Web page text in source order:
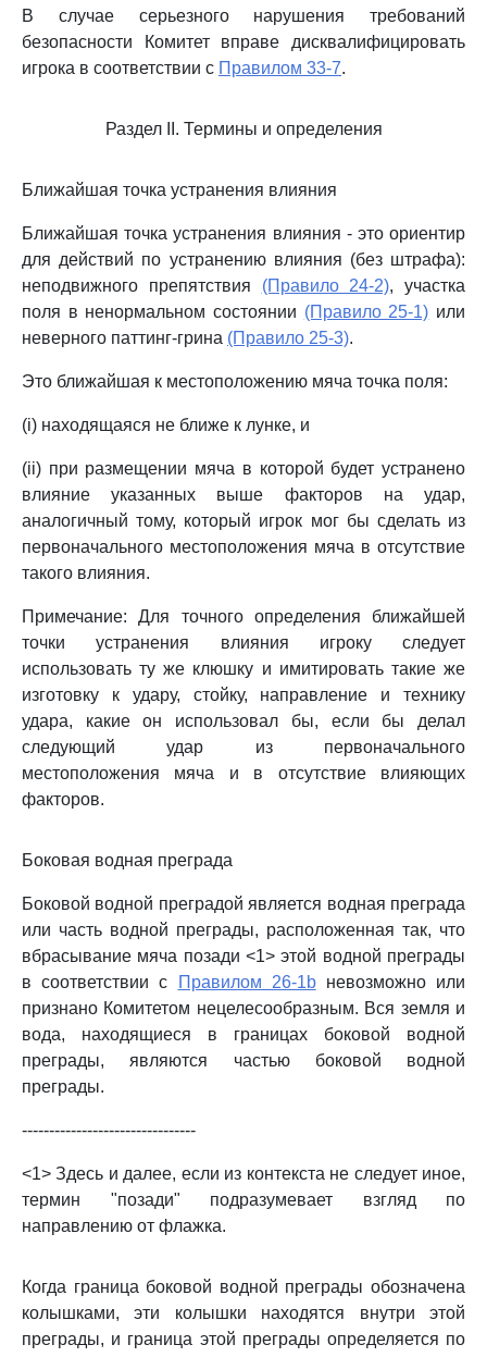
В случае серьезного нарушения требований
безопасности Комитет вправе дисквалифицировать
игрока в соответствии с Правилом 33-7.
Раздел II. Термины и определения
Ближайшая точка устранения влияния
Ближайшая точка устранения влияния - это ориентир
для действий по устранению влияния (без штрафа):
неподвижного препятствия (Правило 24-2), участка
поля в ненормальном состоянии (Правило 25-1) или
неверного паттинг-грина (Правило 25-3).
Это ближайшая к местоположению мяча точка поля:
(i) находящаяся не ближе к лунке, и
(ii) при размещении мяча в которой будет устранено
влияние указанных выше факторов на удар,
аналогичный тому, который игрок мог бы сделать из
первоначального местоположения мяча в отсутствие
такого влияния.
Примечание: Для точного определения ближайшей
точки устранения влияния игроку следует
использовать ту же клюшку и имитировать такие же
изготовку к удару, стойку, направление и технику
удара, какие он использовал бы, если бы делал
следующий удар из первоначального
местоположения мяча и в отсутствие влияющих
факторов.
Боковая водная преграда
Боковой водной преградой является водная преграда
или часть водной преграды, расположенная так, что
вбрасывание мяча позади <1> этой водной преграды
в соответствии с
Правилом 26-1bневозможно или
признано Комитетом нецелесообразным. Вся земля и
вода, находящиеся в границах боковой водной
преграды, являются частью боковой водной
преграды.
--------------------------------
<1> Здесь и далее, если из контекста не следует иное,
термин "позади" подразумевает взгляд по
направлению от флажка.
Когда граница боковой водной преграды обозначена
колышками, эти колышки находятся внутри этой
преграды, и граница этой преграды определяется по